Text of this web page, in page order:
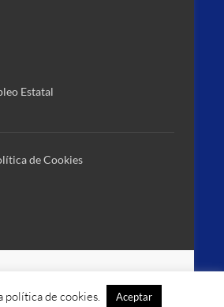
Estatal
de Cookies
de cookies. Aceptar